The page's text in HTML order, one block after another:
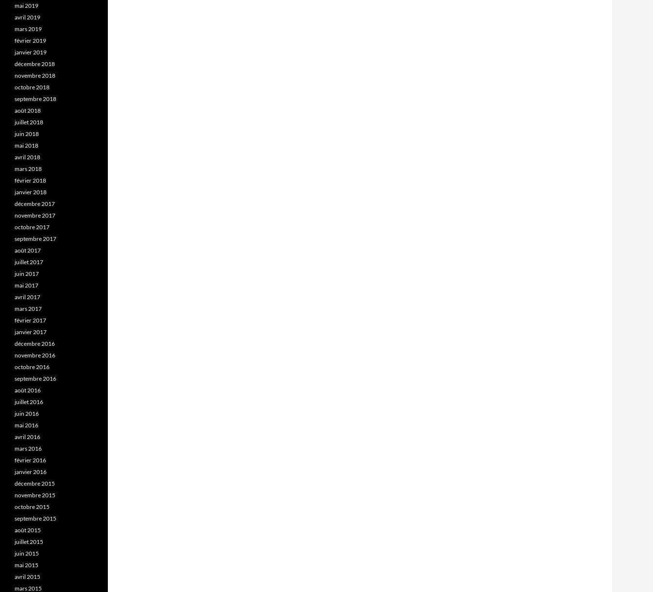
mai 2019
avril 2019
mars 2019
février 2019
janvier 2019
décembre 2018
novembre 2018
octobre 2018
septembre 2018
août 2018
juillet 2018
juin 2018
mai 2018
avril 2018
mars 2018
février 2018
janvier 2018
décembre 2017
novembre 2017
octobre 2017
septembre 2017
août 2017
juillet 2017
juin 2017
mai 2017
avril 2017
mars 2017
février 2017
janvier 2017
décembre 2016
novembre 2016
octobre 2016
septembre 2016
août 2016
juillet 2016
juin 2016
mai 2016
avril 2016
mars 2016
février 2016
janvier 2016
décembre 2015
novembre 2015
octobre 2015
septembre 2015
août 2015
juillet 2015
juin 2015
mai 2015
avril 2015
mars 2015